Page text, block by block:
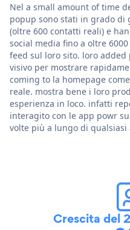
Nel a small amount of time
popup sono stati in grado di
(oltre 600 contatti reali) e
social media fino a oltre
feed sul loro sito. loro
visivo per mostrare
coming to la homepage
reale. mostra bene i loro
esperienza in loco. infatti
interagito con le app powr
volte più a lungo di
Crescita del